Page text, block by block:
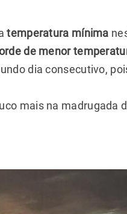
temperatura mínima
de menor
dia consecutivo,
mais na madrugada